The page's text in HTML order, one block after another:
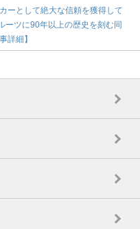
ーとして絶大な信頼を獲得して
ーツに90年以上の歴史を刻む同
詳細】